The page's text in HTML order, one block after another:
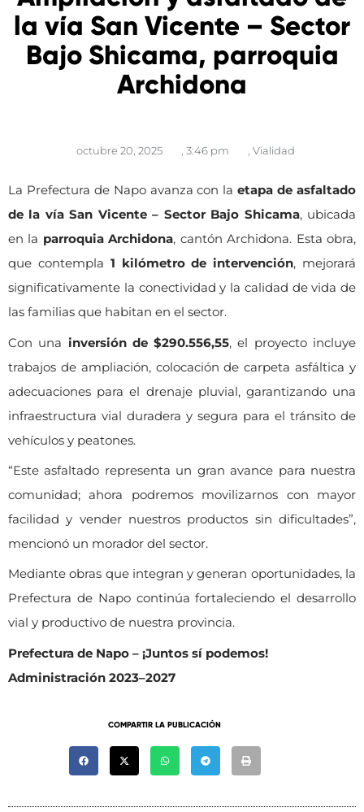
la vía San Vicente – Sector
Bajo Shicama, parroquia
Archidona
octubre 20, 2025 , 3:46 pm , Vialidad
La Prefectura de Napo avanza con laetapa de asfaltado
de la vía San Vicente – Sector Bajo Shicama, ubicada
en la parroquia Archidona, cantón Archidona. Esta obra,
que contempla 1 kilómetro de intervención, mejorará
significativamente la conectividad y la calidad de vida de
las familias que habitan en el sector.
Con una inversión de $290.556,55, el proyecto incluye
trabajos de ampliación, colocación de carpeta asfáltica y
adecuaciones para el drenaje pluvial, garantizando una
infraestructura vial duradera y segura para el tránsito de
vehículos y peatones.
“Este asfaltado representa un gran avance para nuestra
comunidad; ahora podremos movilizarnos con mayor
facilidad y vender nuestros productos sin dificultades”,
mencionó un morador del sector.
Mediante obras que integran y generan oportunidades, la
Prefectura de Napo continúa fortaleciendo el desarrollo
vial y productivo de nuestra provincia.
Prefectura de Napo – ¡Juntos sí podemos!
Administración 2023–2027
COMPARTIR LA PUBLICACIÓN